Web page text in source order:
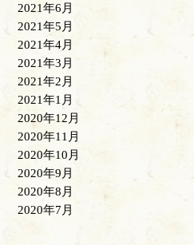
2021年6月
2021年5月
2021年4月
2021年3月
2021年2月
2021年1月
2020年12月
2020年11月
2020年10月
2020年9月
2020年8月
2020年7月